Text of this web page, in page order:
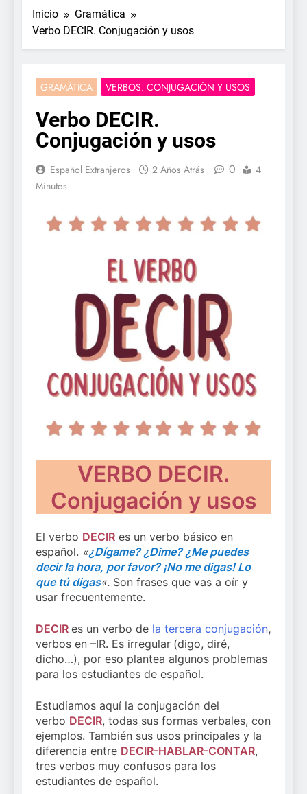
Inicio
Gramática
Verbo DECIR. Conjugación y usos
GRAMÁTICA VERBOS. CONJUGACIÓN Y USOS
Verbo DECIR.
Conjugación y usos
Español Extranjeros 2 Años Atrás 0
4
Minutos
VERBO DECIR.
Conjugación y usos
El verbo DECIR es un verbo básico en
español. «¿Dígame? ¿Dime? ¿Me puedes
decir la hora, por favor? ¡No me digas! Lo
que tú digas«. Son frases que vas a oír y
usar frecuentemente.
DECIR es un verbo de la tercera conjugación,
verbos en –IR. Es irregular (digo, diré,
dicho…), por eso plantea algunos problemas
para los estudiantes de español.
Estudiamos aquí la conjugación del
verbo DECIR, todas sus formas verbales, con
ejemplos. También sus usos principales y la
diferencia entre DECIR-HABLAR-CONTAR,
tres verbos muy confusos para los
estudiantes de español.